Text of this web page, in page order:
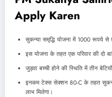
Apply Karen
सुकन्या समृद्धि योजना में 1000 रूपये से
इस योजना के तहत एक परिवार की दो
जुड़वा बच्ची होने की स्थिति में तीन
इनकम टेक्स सेक्शन 80-C के तहत
लाभ मिलेगा।